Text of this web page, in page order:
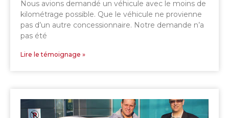
Nous avions demandé un véhicule avec le moins de
kilométrage possible. Que le véhicule ne provienne
pas d’un autre concessionnaire. Notre demande n’a
pas été
Lire le témoignage »